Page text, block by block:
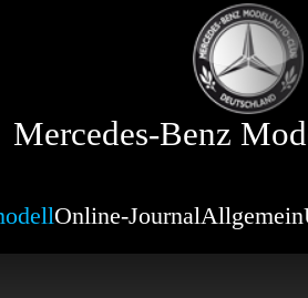
Mercedes-Benz
Online-JournalAllgemein